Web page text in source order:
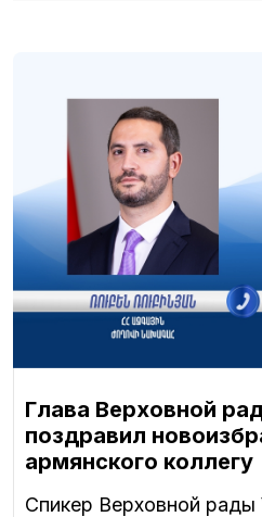
Глава Верховной
поздравил
армянского коллегу
Спикер Верховной рады